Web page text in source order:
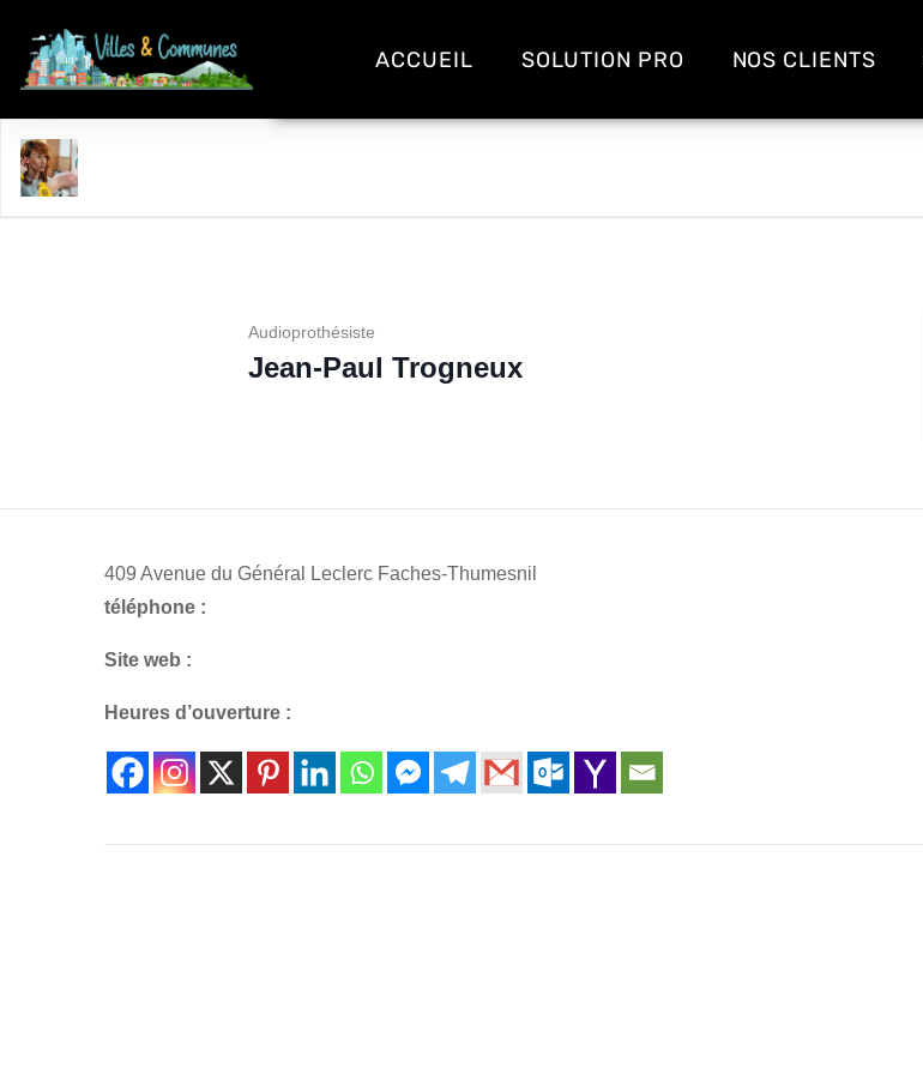
ACCUEIL SOLUTION PRO NOS CLIENTS
Audioprothésiste
Jean-Paul Trogneux
409 Avenue du Général Leclerc Faches-Thumesnil
téléphone :
Site web :
Heures d’ouverture :